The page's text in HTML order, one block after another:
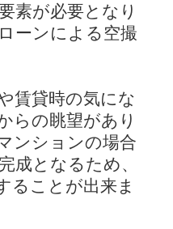
素が必要となり
ーンによる空撮
賃貸時の気にな
らの眺望があり
ンションの場合
成となるため、
ることが出来ま